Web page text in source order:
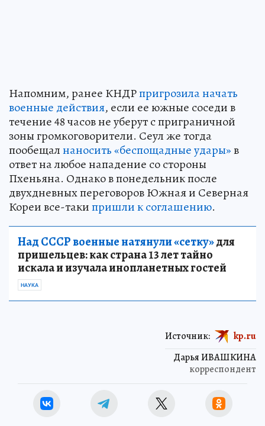
Напомним, ранее КНДРпригрозила начать
военные действия, если ее южные соседи в
течение 48 часов не уберут с приграничной
зоны громкоговорители. Сеул же тогда
пообещалнаносить «беспощадные удары»в
ответ на любое нападение со стороны
Пхеньяна. Однако в понедельник после
двухдневных переговоров Южная и Северная
Кореи все-такипришли к соглашению.
Над СССР военные натянули «сетку»для
пришельцев: как страна 13 лет тайно
искала и изучала инопланетных гостей
НАУКА
Дарья ИВАШКИНА
корреспондент
Источник: kp.ru